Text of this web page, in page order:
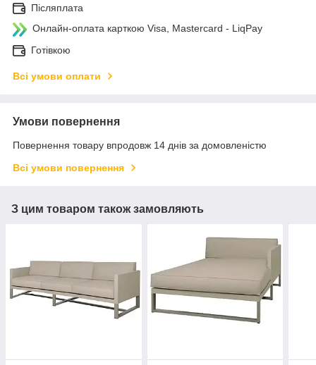
Післяплата
Онлайн-оплата карткою Visa, Mastercard - LiqPay
Готівкою
Всі умови оплати
Умови повернення
Повернення товару впродовж 14 днів за домовленістю
Всі умови повернення
З цим товаром також замовляють